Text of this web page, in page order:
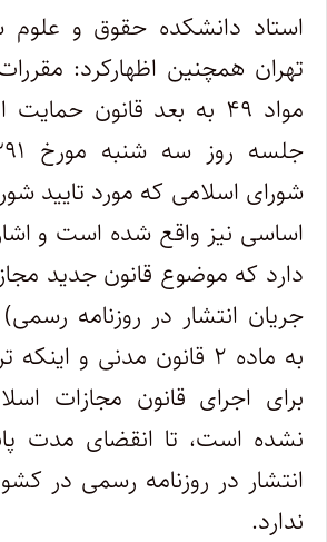
استاد دانشکده حقوق و علوم
تهران همچنین اظهارکرد:
مواد ۴۹ به بعد قانون
شورای اسلامی که مورد تایید
اساسی نیز واقع شده است و
دارد که موضوع قانون جدید
جریان انتشار در روزنامه
به ماده ۲ قانون مدنی و
برای اجرای قانون مجازات
نشده است، تا انقضای مدت
انتشار در روزنامه رسمی در
ندارد.